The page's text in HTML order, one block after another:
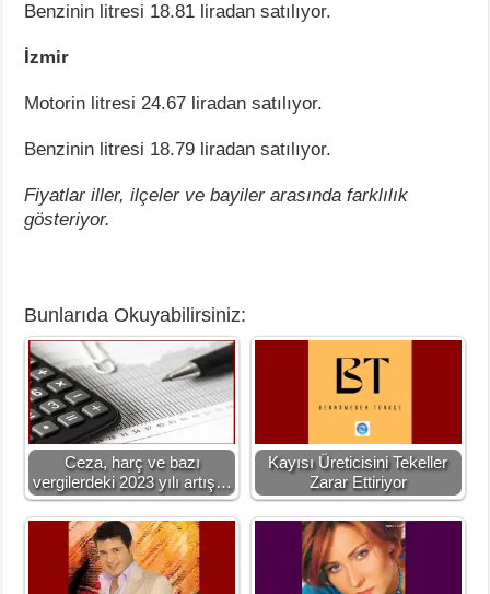
Benzinin litresi 18.81 liradan satılıyor.
İzmir
Motorin litresi 24.67 liradan satılıyor.
Benzinin litresi 18.79 liradan satılıyor.
Fiyatlar iller, ilçeler ve bayiler arasında farklılık
gösteriyor.
Bunlarıda Okuyabilirsiniz:
Ceza, harç ve bazı
vergilerdeki 2023 yılı artış…
Kayısı Üreticisini Tekeller
Zarar Ettiriyor